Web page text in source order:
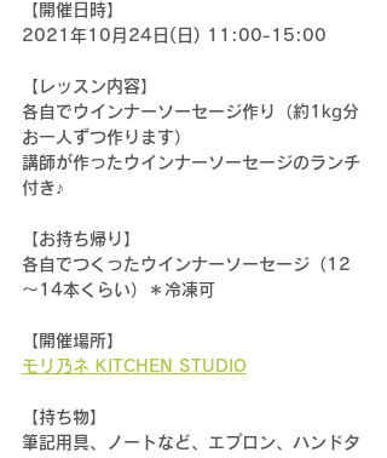
【開催日時】
2021年10月24日(日) 11:00-15:00
【レッスン内容】
各自でウインナーソーセージ作り（約1kg分
お一人ずつ作ります）
講師が作ったウインナーソーセージのランチ
付き♪
【お持ち帰り】
各自でつくったウインナーソーセージ（12
～14本くらい）＊冷凍可
【開催場所】
モリ乃ネ KITCHEN STUDIO
【持ち物】
筆記用具、ノートなど、エプロン、ハンドタ